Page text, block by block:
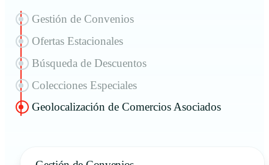
Gestión de Convenios
Ofertas Estacionales
Búsqueda de Descuentos
Colecciones Especiales
Geolocalización de Comercios Asociados